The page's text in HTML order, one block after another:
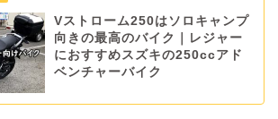
Vストローム250はソロキャンプ
向きの最高のバイク｜レジャー
におすすめスズキの250ccアド
ベンチャーバイク